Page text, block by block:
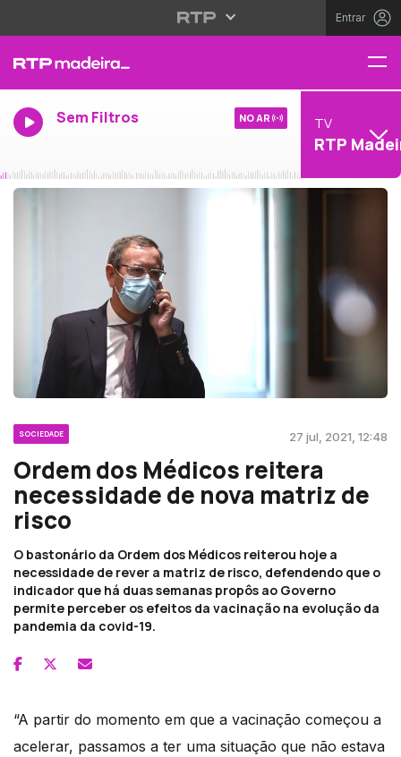
Entrar
Sem Filtros NO AR TV
RTP
SOCIEDADE 27 jul, 2021, 12:48
Ordem dos Médicos reitera
necessidade de nova matriz de
risco
O bastonário da Ordem dos Médicos reiterou hoje a
necessidade de rever a matriz de risco, defendendo que o
indicador que há duas semanas propôs ao Governo
permite perceber os efeitos da vacinação na evolução da
pandemia da covid-19.
“A partir do momento em que a vacinação começou a
acelerar, passamos a ter uma situação que não estava